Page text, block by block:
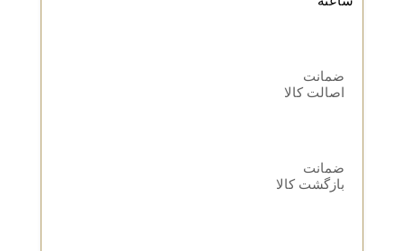
ضمانت
اصالت کالا
ضمانت
بازگشت کالا